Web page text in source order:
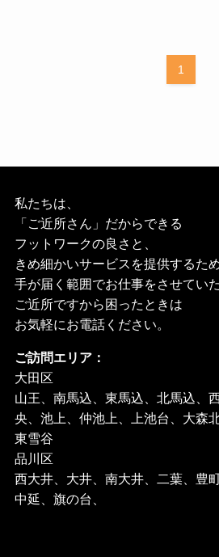
1
私たちは、
「ご近所さん」だからできる
フットワークの良さと、
きめ細かいサービスを提供するため
手が届く範囲でお仕事をさせてい
ご近所ですから困ったときは
お気軽にお電話ください。
ご訪問エリア：
大田区
山王、南馬込、東馬込、北馬込、
央、池上、仲池上、上池台、大森
東雪谷
品川区
西大井、大井、南大井、二葉、豊
中延、旗の台、